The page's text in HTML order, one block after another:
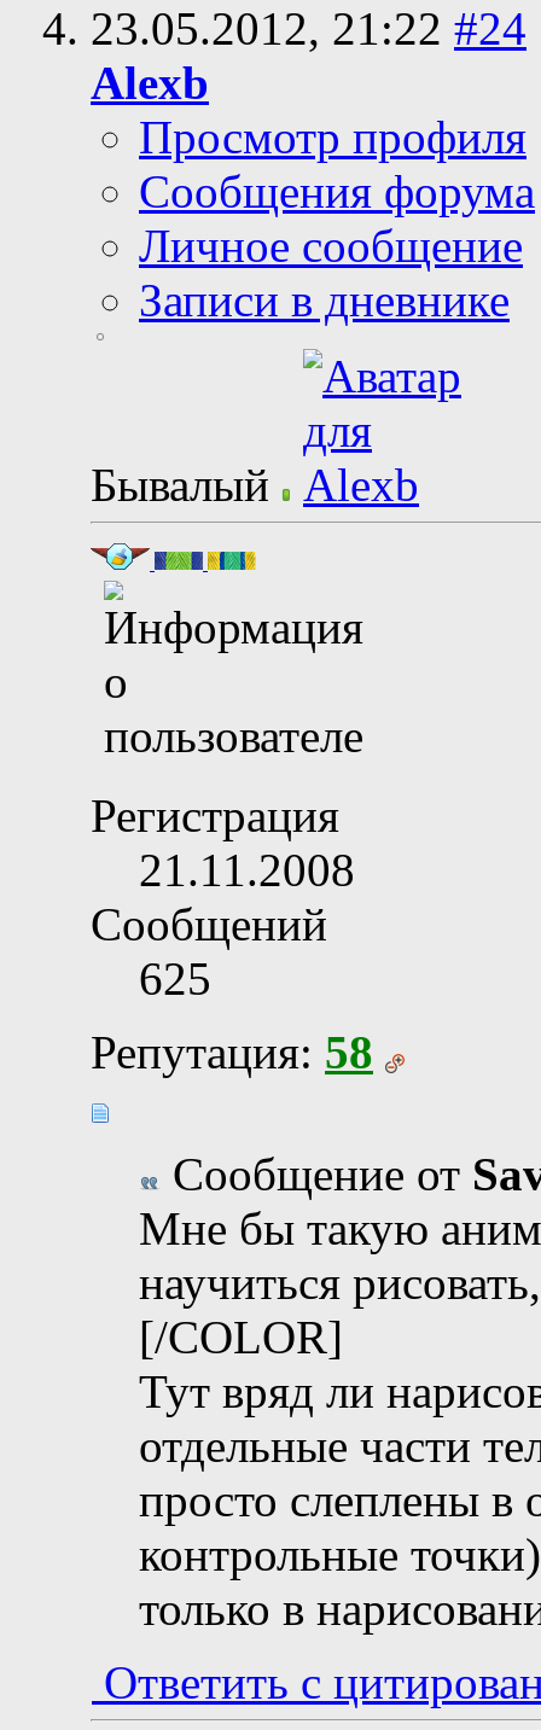
23.05.2012, 21:22 #24
Alexb
Просмотр профиля
Сообщения форума
Личное сообщение
Записи в дневнике
Бывалый
Регистрация
21.11.2008
Сообщений
625
Репутация: 58
Сообщение от
Мне бы такую
научиться
[/COLOR]
Тут вряд ли
отдельные части
просто слеплены в
контрольные
только в
Ответить с